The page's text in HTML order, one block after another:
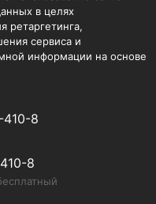
в целях
ретаргетинга,
сервиса и
информации на основе
8
8